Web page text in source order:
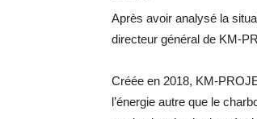
Après avoir analysé la
directeur général de KM-
Créée en 2018, KM-
l’énergie autre que le